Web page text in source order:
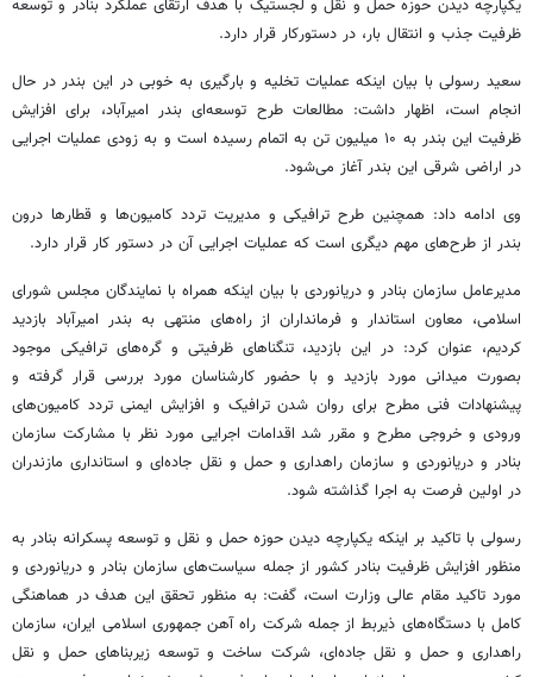
یکپارچه دیدن حوزه حمل و نقل و لجستیک با هدف ارتقای عملکرد بنادر و توسعه
ظرفیت جذب و انتقال بار، در دستورکار قرار دارد.
سعید رسولی با بیان اینکه عملیات تخلیه و بارگیری به خوبی در این بندر در حال
انجام است، اظهار داشت: مطالعات طرح توسعه‌ای بندر امیرآباد، برای افزایش
ظرفیت این بندر به ۱۰ میلیون تن به اتمام رسیده است و به زودی عملیات اجرایی
در اراضی شرقی این بندر آغاز می‌شود.
وی ادامه داد: همچنین طرح ترافیکی و مدیریت تردد کامیون‌ها و قطارها درون
بندر از طرح‌های مهم دیگری است که عملیات اجرایی آن در دستور کار قرار دارد.
مدیرعامل سازمان بنادر و دریانوردی با بیان اینکه همراه با نمایندگان مجلس شورای
اسلامی، معاون استاندار و فرمانداران از راه‌های منتهی به بندر امیرآباد بازدید
کردیم، عنوان کرد: در این بازدید، تنگناهای ظرفیتی و گره‌های ترافیکی موجود
بصورت میدانی مورد بازدید و با حضور کارشناسان مورد بررسی قرار گرفته و
پیشنهادات فنی مطرح برای روان شدن ترافیک و افزایش ایمنی تردد کامیون‌های
ورودی و خروجی مطرح و مقرر شد اقدامات اجرایی مورد نظر با مشارکت سازمان
بنادر و دریانوردی و سازمان راهداری و حمل و نقل جاده‌ای و استانداری مازندران
در اولین فرصت به اجرا گذاشته شود.
رسولی با تاکید بر اینکه یکپارچه دیدن حوزه حمل و نقل و توسعه پسکرانه بنادر به
منظور افزایش ظرفیت بنادر کشور از جمله سیاست‌های سازمان بنادر و دریانوردی و
مورد تاکید مقام عالی وزارت است، گفت: به منظور تحقق این هدف در هماهنگی
کامل با دستگاه‌های ذیربط از جمله شرکت راه آهن جمهوری اسلامی ایران، سازمان
راهداری و حمل و نقل جاده‌ای، شرکت ساخت و توسعه زیربناهای حمل و نقل